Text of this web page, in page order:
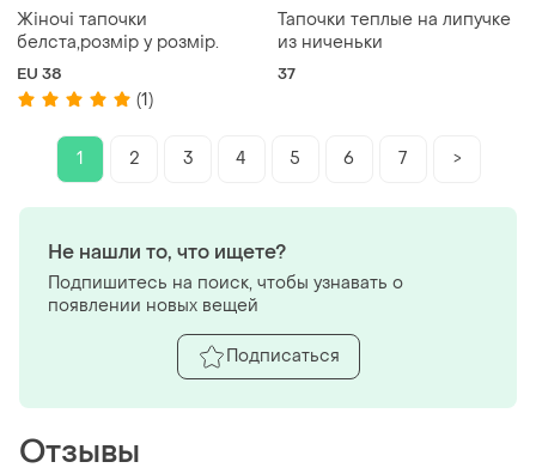
Жіночі тапочки
белста,розмір у розмір.
EU 38
(1)
Тапочки теплые на липучке
из ниченьки
37
1 2 3 4 5 6 7 >
Отзывы
Не нашли то, что ищете?
Подпишитесь на поиск, чтобы узнавать о
появлении новых вещей
Подписаться